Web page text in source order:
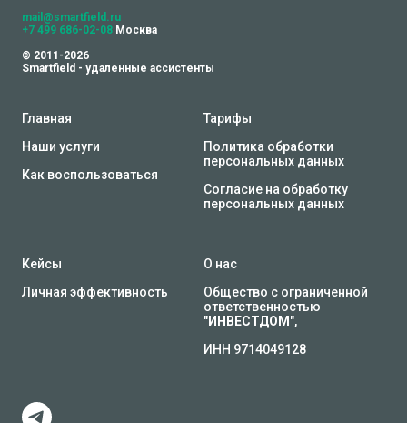
mail@smartfield.ru
+7 499 686-02-08 Москва
© 2011-2026
Smartfield - удаленные ассистенты
Главная
Наши услуги
Как воспользоваться
Тарифы
Политика обработки
персональных данных
Согласие на обработку
персональных данных
Кейсы
Личная эффективность
О нас
Общество с ограниченной
ответственностью
"ИНВЕСТДОМ ",
ИНН 9714049128